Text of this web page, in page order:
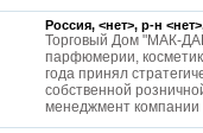
Россия, <нет>, р-н
Торговый Дом "МАК-
парфюмерии,
года принял
собственной
менеджмент